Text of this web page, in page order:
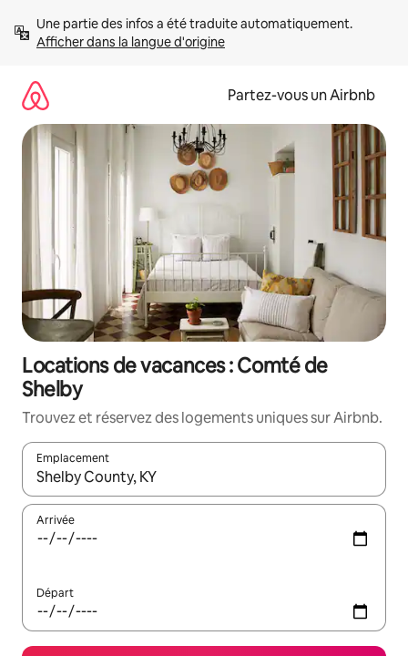
directement
Afficher dans la langue d'origine
Partez-vous un Airbnb
Locations de vacances : Comté de
Shelby
Trouvez et réservez des logements uniques sur Airbnb.
Emplacement
Quand les résultats sont affichés, parcourez-les en utilisant
Arrivée
Départ